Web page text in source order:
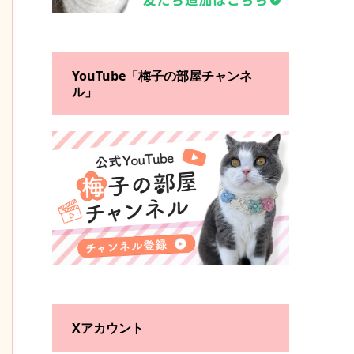
YouTube「梅子の部屋チャンネ
ル」
Xアカウント